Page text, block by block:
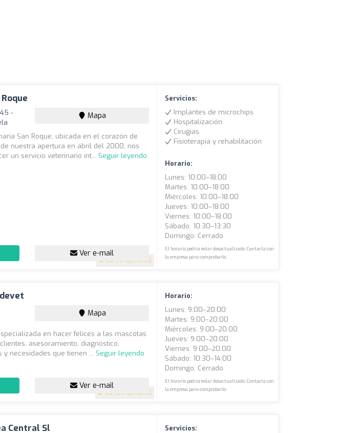
4.6 (161 opiniones)
-
Mapa
San Roque, ubicada en el corazón de
nuestra apertura en abril del 2000, nos
un servicio veterinario int... Seguir leyendo
Ver e-mail
Servicios:
Implantes de microchips
Hospitalización
Cirugías
Fisioterapia y rehabilitación
Horario:
Lunes: 10:00–18:00
Martes: 10:00–18:00
Miércoles: 10:00–18:00
Jueves: 10:00–18:00
Viernes: 10:00–18:00
Sábado: 10:30–13:30
Domingo: Cerrado
El horario podría estar desactualizado. Contacta con
la empresa para comprobarlo.
4.6 (120 opiniones)
Mapa
en hacer felices a las mascotas
asesoramiento, diagnóstico,
necesidades que tienen ... Seguir leyendo
Ver e-mail
Horario:
Lunes: 9:00–20:00
Martes: 9:00–20:00
Miércoles: 9:00–20:00
Jueves: 9:00–20:00
Viernes: 9:00–20:00
Sábado: 10:30–14:00
Domingo: Cerrado
El horario podría estar desactualizado. Contacta con
la empresa para comprobarlo.
Central Sl
Servicios: